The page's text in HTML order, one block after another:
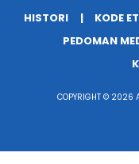
HISTORI KODE
PEDOMAN
COPYRIGHT © 2026